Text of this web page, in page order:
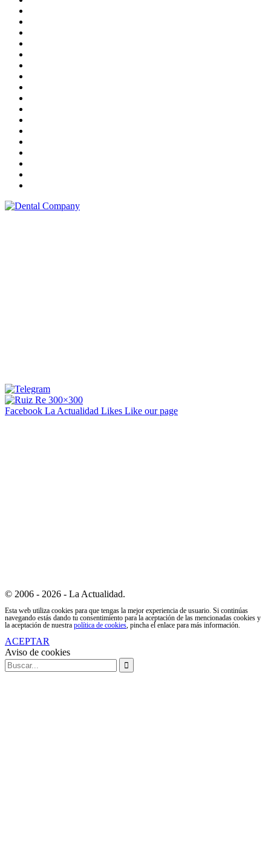
Facebook La Actualidad Likes Like our page
© 2006 - 2026 - La Actualidad.
Esta web utiliza cookies para que tengas la mejor experiencia de usuario. Si continúas
navegando estás dando tu consentimiento para la aceptación de las mencionadas cookies y
la aceptación de nuestra política de cookies, pincha el enlace para más información.
ACEPTAR
Aviso de cookies